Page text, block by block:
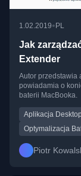
1.02.2019• PL
Jak
Extender
Autor przedstawia
powiadamia o
baterii MacBooka.
Aplikacja
Optymalizacja
Piotr